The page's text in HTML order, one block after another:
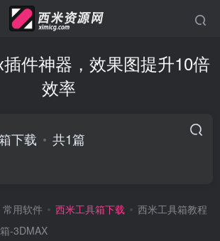
件神器，效果图提升10倍
效率
下载 共1篇
常用软件 西米工具箱下载
西米工具箱教程
-3DMAX